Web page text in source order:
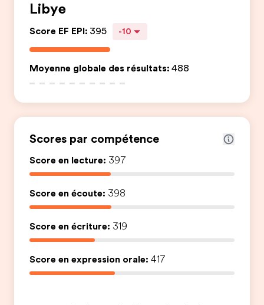
Trouver un bureau
A propos de nous
EF recrute
Rejoignez nos équipes
Libye
Score EF EPI: 395 -10
Moyenne globale des résultats: 488
Scores par compétence
Score en lecture: 397
Score en écoute: 398
Score en écriture: 319
Score en expression orale: 417